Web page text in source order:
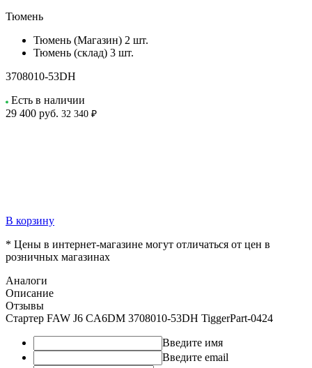
Тюмень
Тюмень (Магазин) 2 шт.
Тюмень (склад) 3 шт.
3708010-53DH
Есть в наличии
29 400 руб. 32 340 ₽
В корзину
* Цены в интернет-магазине могут отличаться от цен в
розничных магазинах
Аналоги
Описание
Отзывы
Стартер FAW J6 CA6DM 3708010-53DH TiggerPart-0424
Введите имя
Введите email